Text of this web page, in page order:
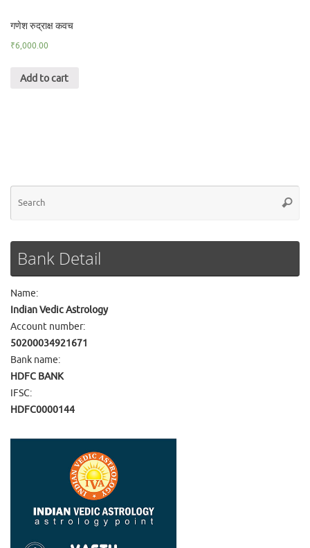
गणेश रुद्राक्ष कवच
₹6,000.00
Add to cart
Bank Detail
Name:
Indian Vedic Astrology
Account number:
50200034921671
Bank name:
HDFC BANK
IFSC:
HDFC0000144